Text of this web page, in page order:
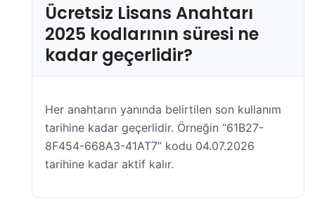
Ücretsiz Lisans Anahtarı
2025 kodlarının süresi ne
kadar geçerlidir?
Her anahtarın yanında belirtilen son kullanım
tarihine kadar geçerlidir. Örneğin “61B27-
8F454-668A3-41AT7” kodu 04.07.2026
tarihine kadar aktif kalır.